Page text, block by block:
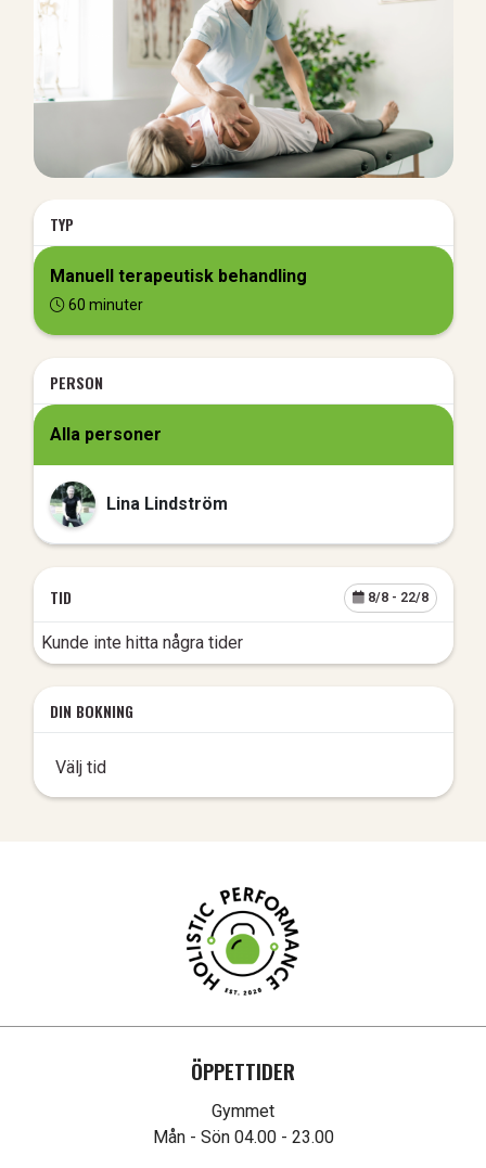
TYP
Manuell terapeutisk behandling
60 minuter
PERSON
Alla personer
Lina Lindström
TID 8/8- 22/8
Kunde inte hitta några tider
DIN BOKNING
Välj tid
ÖPPETTIDER
Gymmet
Mån - Sön 04.00 - 23.00